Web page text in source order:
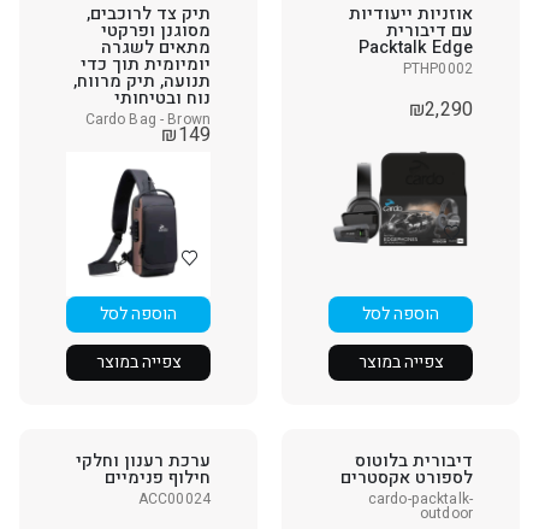
אוזניות ייעודיות
עם דיבורית
Packtalk Edge
PTHP0002
₪2,290
הוספה לסל
צפייה במוצר
תיק צד לרוכבים,
מסוגנן ופרקטי
מתאים לשגרה
יומיומית תוך כדי
תנועה, תיק מרווח,
נוח ובטיחותי
Cardo Bag - Brown
₪149
הוספה לסל
צפייה במוצר
דיבורית בלוטוס
לספורט אקסטרים
cardo-packtalk-
outdoor
ערכת רענון וחלקי
חילוף פנימיים
ACC00024